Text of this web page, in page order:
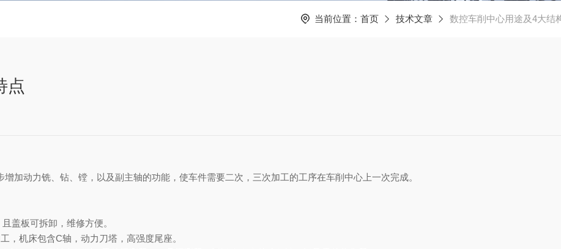
当前位置： 首页 技术文章 数控车削中心用途及4大结
点
加动力铣、钻、镗，以及副主轴的功能，使车件需要二次，三次加工的工序在车削中心上一次完成。
盖板可拆卸，维修方便。
机床包含C轴，动力刀塔，高强度尾座。